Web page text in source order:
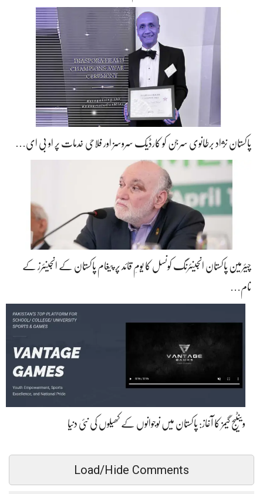
پاکستان نژاد برطانوی سرجن کو کارڈیک سروسز اور فلاحی خدمات پر او بی ای…
چیئرمین پاکستان انجینئرنگ کونسل کا یومِ قائد پر پیغام پاکستان کے انجینئرز کے
نام…
وینٹیج گیمز کا آغاز: پاکستان میں نوجوانوں کے کھیلوں کی نئی دنیا
Load/Hide Comments